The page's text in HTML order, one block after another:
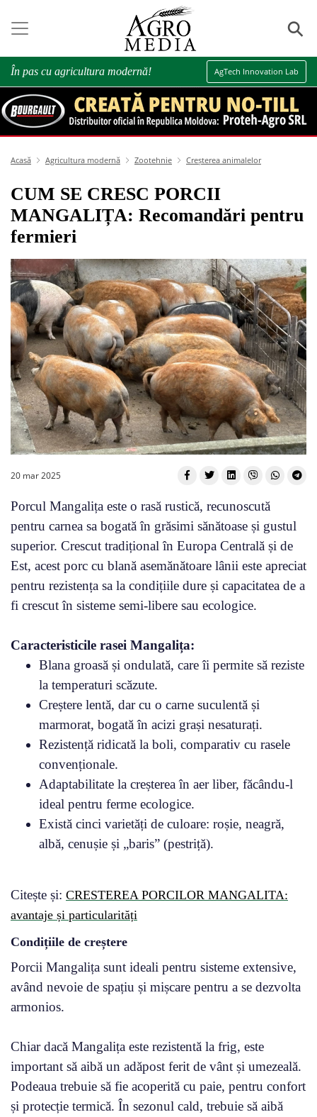
⚲
În pas cu agricultura modernă! AgTech Innovation Lab
Acasă Agricultura modernă Zootehnie Creșterea animalelor
CUM SE CRESC PORCII
MANGALIȚA: Recomandări pentru
fermieri
20 mar 2025
Porcul Mangalița este o rasă rustică, recunoscută
pentru carnea sa bogată în grăsimi sănătoase și gustul
superior. Crescut tradițional în Europa Centrală și de
Est, acest porc cu blană asemănătoare lânii este apreciat
pentru rezistența sa la condițiile dure și capacitatea de a
fi crescut în sisteme semi-libere sau ecologice.
Caracteristicile rasei Mangalița:
Blana groasă și ondulată, care îi permite să reziste
la temperaturi scăzute.
Creștere lentă, dar cu o carne suculentă și
marmorat, bogată în acizi grași nesaturați.
Rezistență ridicată la boli, comparativ cu rasele
convenționale.
Adaptabilitate la creșterea în aer liber, făcându-l
ideal pentru ferme ecologice.
Există cinci varietăți de culoare: roșie, neagră,
albă, cenușie și „baris” (pestriță).
Citește și: CRESTEREA PORCILOR MANGALITA:
avantaje și particularități
Condițiile de creștere
Porcii Mangalița sunt ideali pentru sisteme extensive,
având nevoie de spațiu și mișcare pentru a se dezvolta
armonios.
Chiar dacă Mangalița este rezistentă la frig, este
important să aibă un adăpost ferit de vânt și umezeală.
Podeaua trebuie să fie acoperită cu paie, pentru confort
și protecție termică. În sezonul cald, trebuie să aibă